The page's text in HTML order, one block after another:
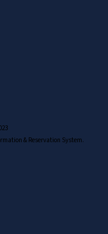
& Reservation System.